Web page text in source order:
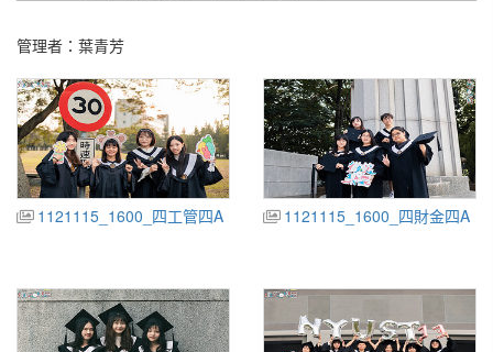
管理者：葉青芳
1121115_1600_四工管四A 1121115_1600_四財金四A